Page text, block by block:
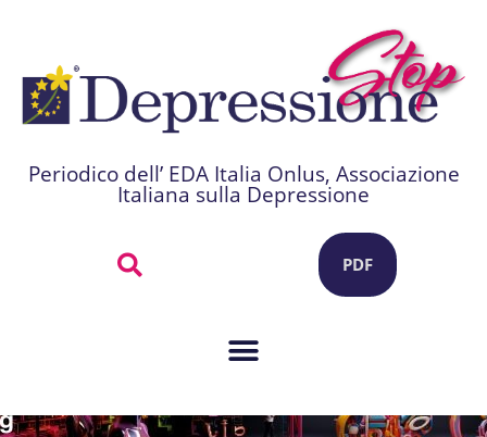
Periodico dell’ EDA Italia Onlus, Associazione
Italiana sulla Depressione
PDF